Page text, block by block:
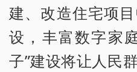
建、改造住宅项
设，丰富数字家
子”建设将让人民